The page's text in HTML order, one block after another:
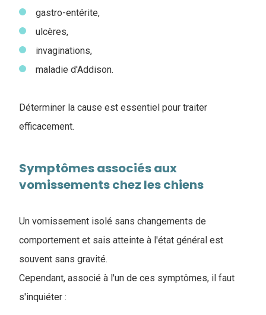
gastro-entérite,
ulcères,
invaginations,
maladie d'Addison.
Déterminer la cause est essentiel pour traiter
efficacement.
Symptômes associés aux
vomissements chez les chiens
Un vomissement isolé sans changements de
comportement et sais atteinte à l'état général est
souvent sans gravité.
Cependant, associé à l'un de ces symptômes, il faut
s'inquiéter :